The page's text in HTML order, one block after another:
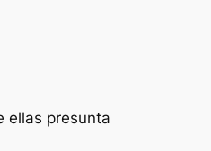
ellas presunta